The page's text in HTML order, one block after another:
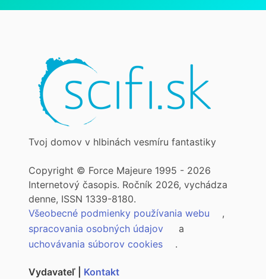
Tvoj domov v hlbinách vesmíru fantastiky
Copyright © Force Majeure 1995 - 2026
Internetový časopis. Ročník 2026, vychádza
denne, ISSN 1339-8180.
Všeobecné podmienky používania webu
,
spracovania osobných údajov
a
uchovávania súborov cookies
.
Vydavateľ | Kontakt